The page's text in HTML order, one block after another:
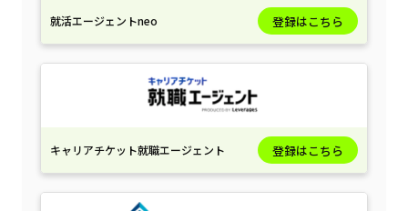
就活エージェントneo 登録はこちら
キャリアチケット就職エージェント 登録はこちら